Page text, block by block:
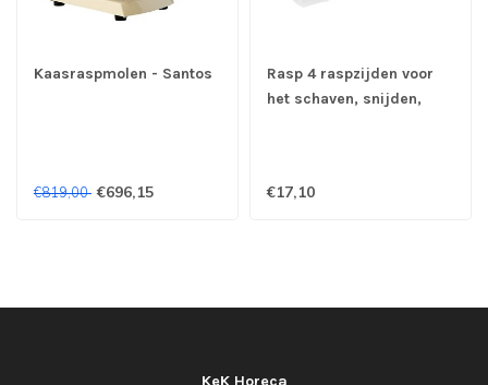
Kaasraspmolen - Santos
€819,00 €696,15
Rasp 4 raspzijden voor
het schaven, snijden,
€17,10
KeK Horeca